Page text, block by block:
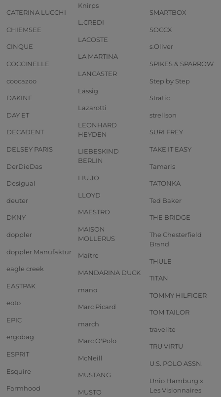
CATERINA LUCCHI
CHIEMSEE
CINQUE
COCCINELLE
coocazoo
DAKINE
DAY ET
DECADENT
DELSEY PARIS
DerDieDas
Desigual
deuter
DKNY
doppler
doppler Manufaktur
eagle creek
EASTPAK
eoto
EPIC
ergobag
ESPRIT
Esquire
Farmhood
Knirps
L.CREDI
LACOSTE
LA MARTINA
LANCASTER
Lässig
Lazarotti
LEONHARD
HEYDEN
LIEBESKIND
BERLIN
LIU JO
LLOYD
MAESTRO
MAISON
MOLLERUS
Maître
MANDARINA DUCK
mano
Marc Picard
march
Marc O'Polo
McNeill
MUSTANG
MUSTO
SMARTBOX
SOCCX
s.Oliver
SPIKES & SPARROW
Step by Step
Stratic
strellson
SURI FREY
TAKE IT EASY
Tamaris
TATONKA
Ted Baker
THE BRIDGE
The Chesterfield
Brand
THULE
TITAN
TOMMY HILFIGER
TOM TAILOR
travelite
TRU VIRTU
U.S. POLO ASSN.
Unio Hamburg x
Les Visionnaires